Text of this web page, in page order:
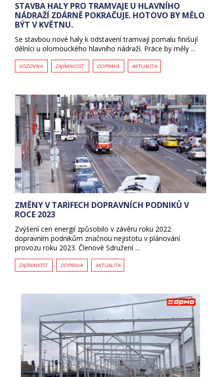
STAVBA HALY PRO TRAMVAJE U HLAVNÍHO
NÁDRAŽÍ ZDÁRNĚ POKRAČUJE. HOTOVO BY MĚLO
BÝT V KVĚTNU.
Se stavbou nové haly k odstavení tramvají pomalu finišují
dělníci u olomouckého hlavního nádraží. Práce by měly ...
VOZOVNA ZAJÍMAVOST DOPRAVA AKTUALITA
ZMĚNY V TARIFECH DOPRAVNÍCH PODNIKŮ V
ROCE 2023
Zvýšení cen energií způsobilo v závěru roku 2022
dopravním podnikům značnou nejistotu v plánování
provozu roku 2023. Členové Sdružení ...
ZAJÍMAVOST DOPRAVA AKTUALITA